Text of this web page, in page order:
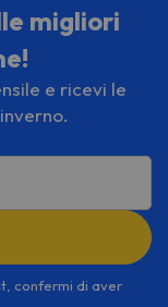
migliori
e ricevi le
confermi di aver